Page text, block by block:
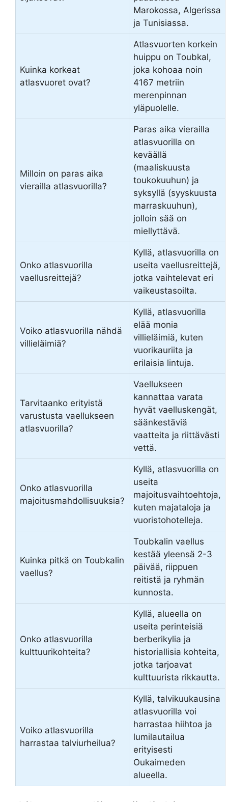
Marokossa, Algerissa
ja Tunisiassa.
Kuinka korkeat
atlasvuoret ovat?
Atlasvuorten korkein
huippu on Toubkal,
joka kohoaa noin
4167 metriin
merenpinnan
yläpuolelle.
Milloin on paras aika
vierailla atlasvuorilla?
Paras aika vierailla
atlasvuorilla on
keväällä
(maaliskuusta
toukokuuhun) ja
syksyllä (syyskuusta
marraskuuhun),
jolloin sää on
miellyttävä.
Onko atlasvuorilla
vaellusreittejä?
Kyllä, atlasvuorilla on
useita vaellusreittejä,
jotka vaihtelevat eri
vaikeustasoilta.
Voiko atlasvuorilla nähdä
villieläimiä?
Kyllä, atlasvuorilla
elää monia
villieläimiä, kuten
vuorikauriita ja
erilaisia lintuja.
Tarvitaanko erityistä
varustusta vaellukseen
atlasvuorilla?
Vaellukseen
kannattaa varata
hyvät vaelluskengät,
säänkestäviä
vaatteita ja riittävästi
vettä.
Onko atlasvuorilla
majoitusmahdollisuuksia?
Kyllä, atlasvuorilla on
useita
majoitusvaihtoehtoja,
kuten majataloja ja
vuoristohotelleja.
Kuinka pitkä on Toubkalin
vaellus?
Toubkalin vaellus
kestää yleensä 2-3
päivää, riippuen
reitistä ja ryhmän
kunnosta.
Onko atlasvuorilla
kulttuurikohteita?
Kyllä, alueella on
useita perinteisiä
berberikylia ja
historiallisia kohteita,
jotka tarjoavat
kulttuurista rikkautta.
Voiko atlasvuorilla
harrastaa talviurheilua?
Kyllä, talvikuukausina
atlasvuorilla voi
harrastaa hiihtoa ja
lumilautailua
erityisesti
Oukaimeden
alueella.